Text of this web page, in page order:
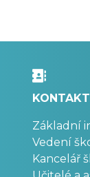
KONTAKT
Základní
Vedení
Kancelář